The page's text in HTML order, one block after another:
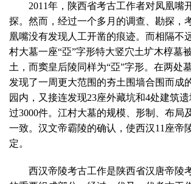
2011年，陕西省考古工作者对凤凰嘴
探。然而，经过一个多月的调查、勘探，
凰嘴没有发现人工开凿的痕迹。而相隔不
村大墓一座“亞”字形特大竖穴土圹木椁墓
土，而窦皇后陵同样为“亞”字形。在两处
发现了一周更大范围的夯土围墙合围而成
园内，又接连发现23座外藏坑和4处建筑
过3000件。江村大墓的规模、形制、布局
一致。汉文帝霸陵的确认，使西汉11座帝
定。
西汉帝陵考古工作是陕西省汉唐帝陵